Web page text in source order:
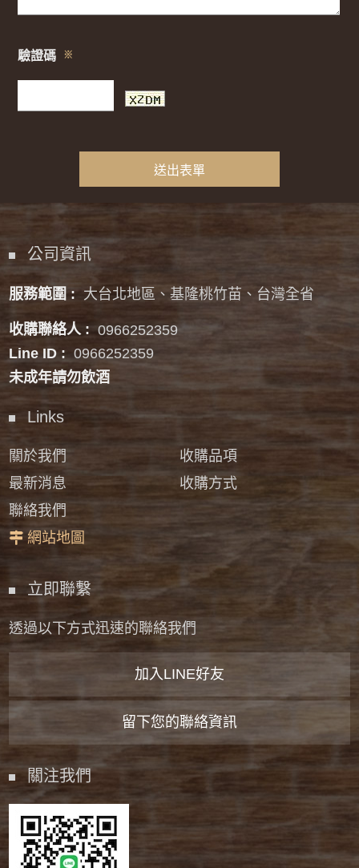
驗證碼 ※
公司資訊
服務範圍 : 大台北地區、基隆桃竹苗、台灣全省
收購聯絡人 : 0966252359
Line ID : 0966252359
未成年請勿飲酒
Links
關於我們
收購品項
最新消息
收購方式
聯絡我們
網站地圖
立即聯繫
透過以下方式迅速的聯絡我們
加入LINE好友
留下您的聯絡資訊
關注我們